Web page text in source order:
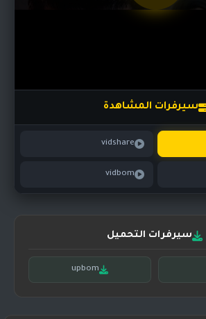
سيرفرات المشاهدة
vidshare
vidbom
سيرفرات التحميل
upbom